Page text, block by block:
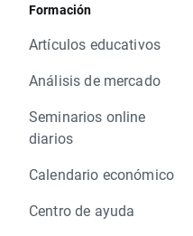
Formación
Artículos educativos
Análisis de mercado
Seminarios online
diarios
Calendario económico
Centro de ayuda